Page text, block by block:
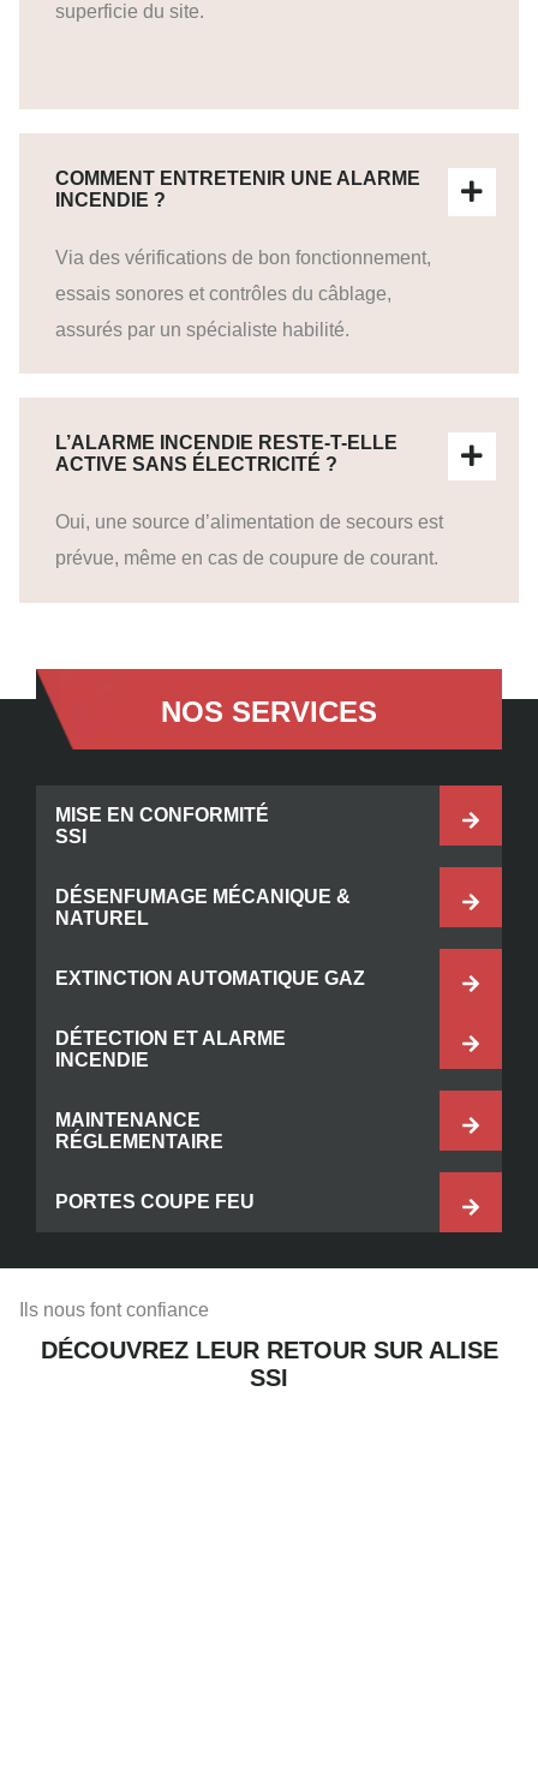
superficie du site.
COMMENT ENTRETENIR UNE ALARME
INCENDIE ?
Via des vérifications de bon fonctionnement,
essais sonores et contrôles du câblage,
assurés par un spécialiste habilité.
L’ALARME INCENDIE RESTE-T-ELLE
ACTIVE SANS ÉLECTRICITÉ ?
Oui, une source d’alimentation de secours est
prévue, même en cas de coupure de courant.
NOS SERVICES
MISE EN CONFORMITÉ
SSI
DÉSENFUMAGE MÉCANIQUE &
NATUREL
EXTINCTION AUTOMATIQUE GAZ
DÉTECTION ET ALARME
INCENDIE
MAINTENANCE
RÉGLEMENTAIRE
PORTES COUPE FEU
Ils nous font confiance
DÉCOUVREZ LEUR RETOUR SUR ALISE
SSI